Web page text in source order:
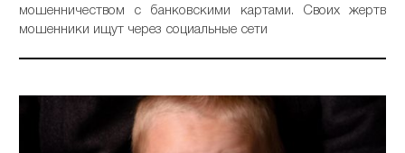
мошенничеством с банковскими картами. Своих жертв
мошенники ищут через социальные сети